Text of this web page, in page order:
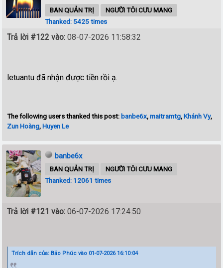
BAN QUẢN TRỊ
NGƯỜI TÔI CƯU MANG
Thanked: 5425 times
Trả lời #122 vào: 08-07-2026 11:58:32
letuantu đã nhận được tiền rồi ạ.
The following users thanked this post: banbe6x,maitramtg,Khánh Vy,
Zun Hoàng,Huyen Le
banbe6x
BAN QUẢN TRỊ
NGƯỜI TÔI CƯU MANG
Thanked: 12061 times
Trả lời #121 vào: 06-07-2026 17:24:50
Trích dẫn của: Bảo Phúc vào 01-07-2026 16:10:04